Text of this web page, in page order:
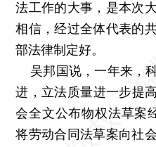
法工作的大事，是本次
相信，经过全体代表的
部法律制定好。
吴邦国说，一年来，
进，立法质量进一步提
会全文公布物权法草案
将劳动合同法草案向社